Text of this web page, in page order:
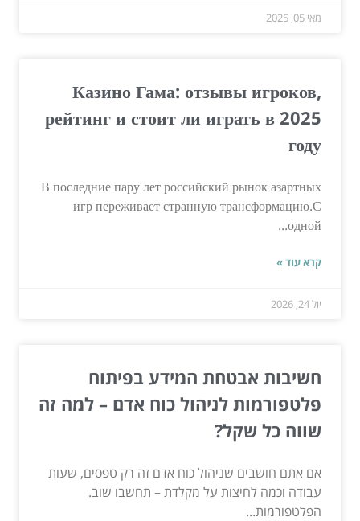
מאי 05, 2025
Казино Гама: отзывы игроков,
рейтинг и стоит ли играть в 2025
году
В последние пару лет российский рынок азартных
игр переживает странную трансформацию.С
одной...
קרא עוד »
יול 24, 2026
חשיבות אבטחת המידע בפיתוח
פלטפורמות לניהול כוח אדם – למה זה
שווה כל שקל?
אם אתם חושבים שניהול כוח אדם זה רק טפסים, שעות
עבודה וכמה לחיצות על מקלדת – תחשבו שוב.
הפלטפורמות...